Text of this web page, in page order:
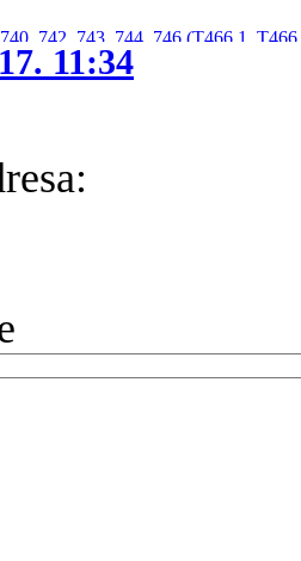
742, 743, 744, 746 (T466.1,
11:34